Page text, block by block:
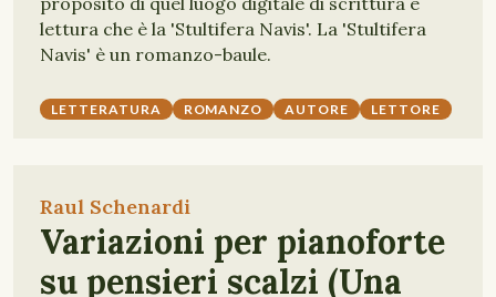
lettura che è la 'Stultifera Navis'. La 'Stultifera
Navis' è un romanzo-baule.
LETTERATURA ROMANZO AUTORE LETTORE
Raul Schenardi
Variazioni per pianoforte
su pensieri scalzi (Una